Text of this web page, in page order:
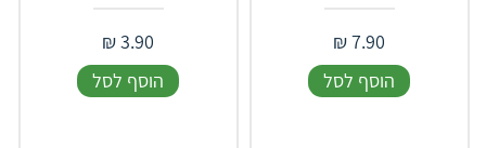
7.90
₪
הוסף לסל
3.90
₪
הוסף לסל